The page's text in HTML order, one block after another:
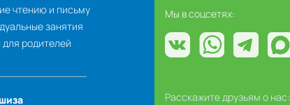
чтению и письму
занятия
родителей
Мы в соцсетях:
Расскажите друзьям о нас: